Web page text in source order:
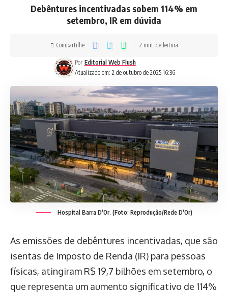
Debêntures incentivadas sobem 114% em
setembro, IR em dúvida
Atualizado em: 2 de outubro de 2025 16:36
Por Editorial Web Flush
Compartilhe 2 min. de leitura
Hospital Barra D'Or. (Foto: Reprodução/Rede D'Or)
As emissões de debêntures incentivadas, que são
isentas de Imposto de Renda (IR) para pessoas
físicas, atingiram R$ 19,7 bilhões em setembro, o
que representa um aumento significativo de 114%